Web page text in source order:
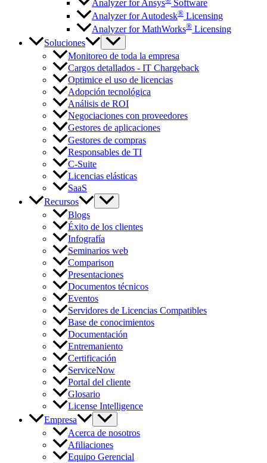
Analyzer for Ansys
Software
Analyzer for Autodesk® Licensing
Analyzer for MathWorks® Licensing
Soluciones
Monitoreo de toda la empresa
Cargos detallados - IT Chargeback
Optimice el uso de licencias
Adopción tecnológica
Análisis de ROI
Negociaciones con proveedores
Gestores de aplicaciones
Gestores de compras
Responsables de TI
C-Suite
Licencias elásticas
SaaS
Recursos
Blogs
Éxito de los clientes
Infografía
Seminarios web
Comparison
Presentaciones
Documentos técnicos
Eventos
Servidores de Licencias Compatibles
Base de conocimientos
Documentación
Entremaniento
Certificación
ServiceNow
Portal del cliente
Glosario
License Intelligence
Empresa
Acerca de nosotros
Afiliaciones
Equipo Gerencial